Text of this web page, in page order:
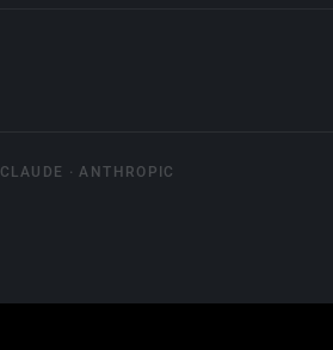
CLAUDE · ANTHROPIC